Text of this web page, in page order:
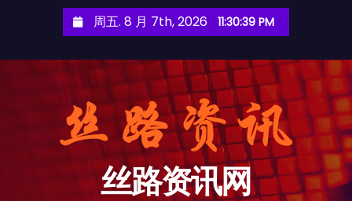
周五. 8 月 7th, 2026 11:30:39 PM
丝路资讯网